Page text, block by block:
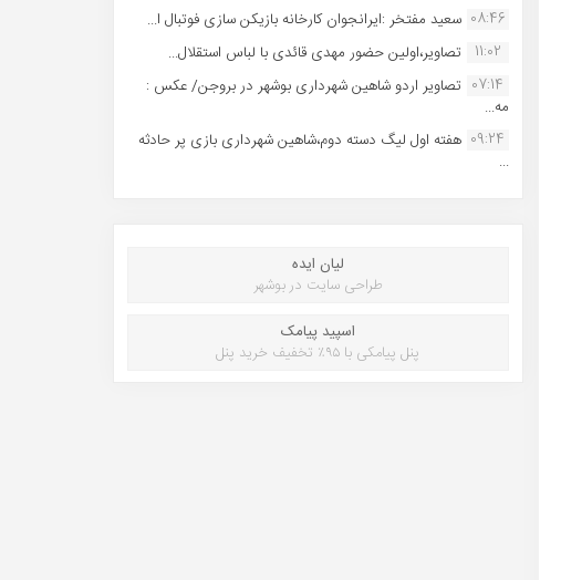
08:46 سعید مفتخر :ایرانجوان کارخانه بازیکن سازی فوتبال ا...
11:02
تصاویر،اولین حضور مهدی قائدی با لباس استقلال...
07:14 تصاویر اردو شاهین شهرداری بوشهر در بروجن/ عکس :
مه...
09:24 هفته اول لیگ دسته دوم،شاهین شهرداری بازی پر حادثه
...
لیان ایده
طراحی سایت در بوشهر
اسپید پیامک
پنل پیامکی با ۹۵٪ تخفیف خرید پنل